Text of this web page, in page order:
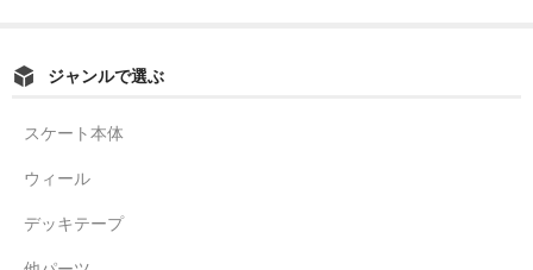
ジャンルで選ぶ
スケート本体
ウィール
デッキテープ